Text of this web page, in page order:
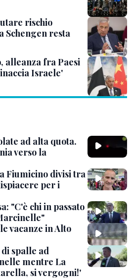
rischio
Schengen resta
alleanza fra Paesi
Israele'
ad alta quota.
verso la
Fiumicino divisi tra
per i
"C'è chi in passato
vacanze in Alto
spalle ad
mentre La
si vergogni!'